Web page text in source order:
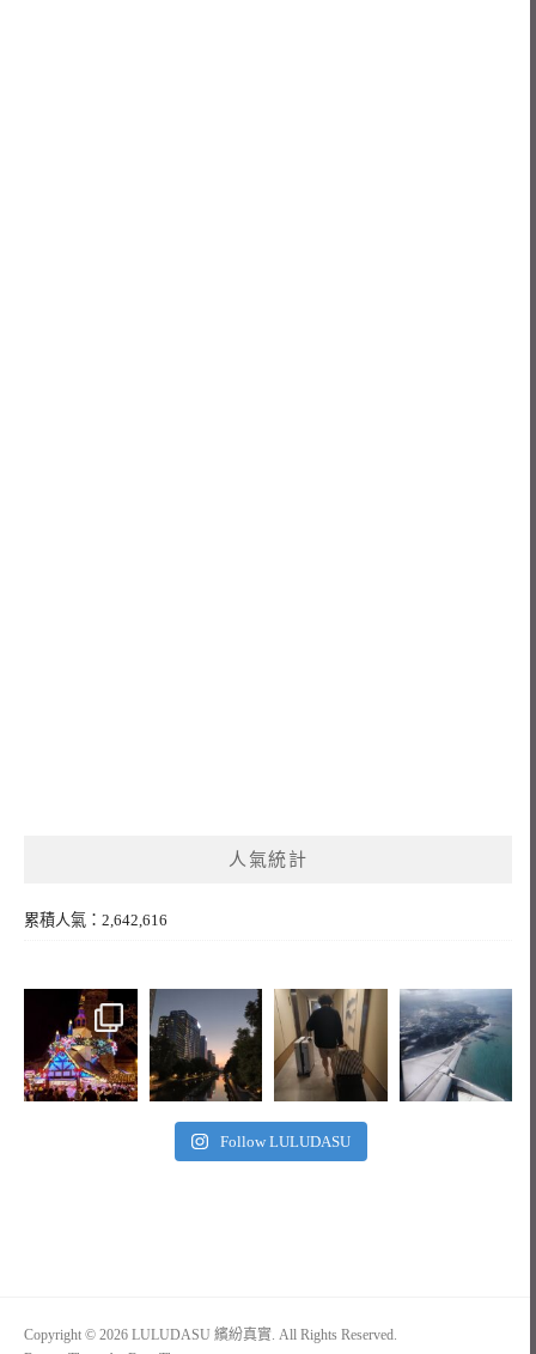
人氣統計
累積人氣：2,642,616
Follow LULUDASU
Copyright © 2026 LULUDASU 繽紛真實. All Rights Reserved.